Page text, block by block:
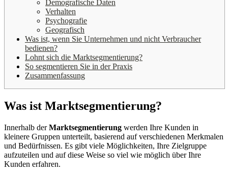
Demografische Daten
Verhalten
Psychografie
Geografisch
Was ist, wenn Sie Unternehmen und nicht Verbraucher
bedienen?
Lohnt sich die Marktsegmentierung?
So segmentieren Sie in der Praxis
Zusammenfassung
Was ist Marktsegmentierung?
Innerhalb derMarktsegmentierung werden Ihre Kunden in
kleinere Gruppen unterteilt, basierend auf verschiedenen Merkmalen
und Bedürfnissen. Es gibt viele Möglichkeiten, Ihre Zielgruppe
aufzuteilen und auf diese Weise so viel wie möglich über Ihre
Kunden erfahren.